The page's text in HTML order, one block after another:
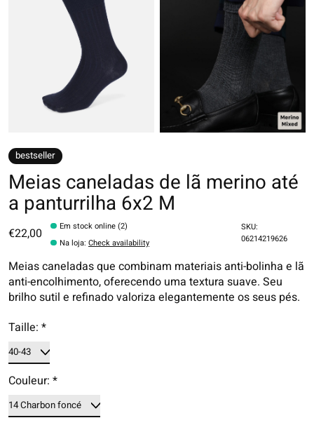
bestseller
Meias caneladas de lã merino até
a panturrilha 6x2 M
€22,00
Em stock online (2)
Na loja:Check availability
SKU:
06214219626
Meias caneladas que combinam materiais anti-bolinha e lã
anti-encolhimento, oferecendo uma textura suave. Seu
brilho sutil e refinado valoriza elegantemente os seus pés.
Taille: *
Couleur: *